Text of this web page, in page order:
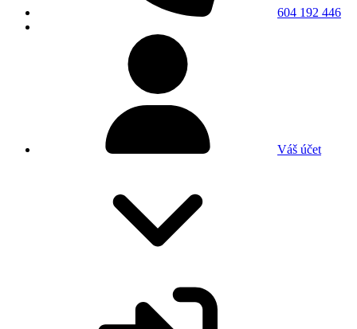
604 192 446
Váš účet